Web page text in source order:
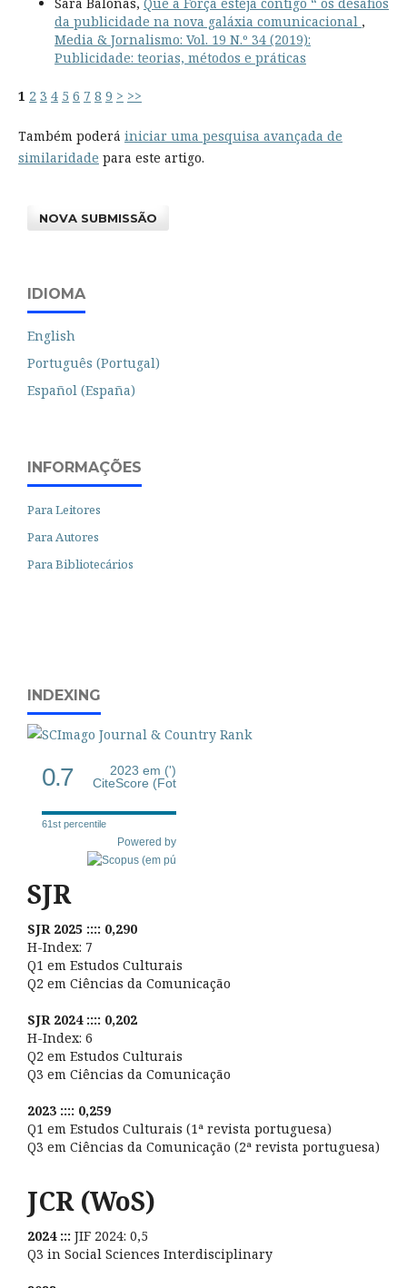
da publicidade na nova galáxia comunicacional ,
Media & Jornalismo: Vol. 19 N.º 34 (2019):
Publicidade: teorias, métodos e práticas
1 2 3 4 5 6 7 8 9 > >>
Também poderá iniciar uma pesquisa avançada de
similaridade para este artigo.
NOVA SUBMISSÃO
IDIOMA
English
Português (Portugal)
Español (España)
INFORMAÇÕES
Para Leitores
Para Autores
Para Bibliotecários
INDEXING
0.7
2023 em (')
CiteScore (Fot
61st percentile
Powered by
SJR
SJR 2025 :::: 0,290
H-Index: 7
Q1 em Estudos Culturais
Q2 em Ciências da Comunicação
SJR 2024 :::: 0,202
H-Index: 6
Q2 em Estudos Culturais
Q3 em Ciências da Comunicação
2023 :::: 0,259
Q1 em Estudos Culturais (1ª revista portuguesa)
Q3 em Ciências da Comunicação (2ª revista portuguesa)
JCR (WoS)
2024 ::: JIF 2024: 0,5
Q3 in Social Sciences Interdisciplinary